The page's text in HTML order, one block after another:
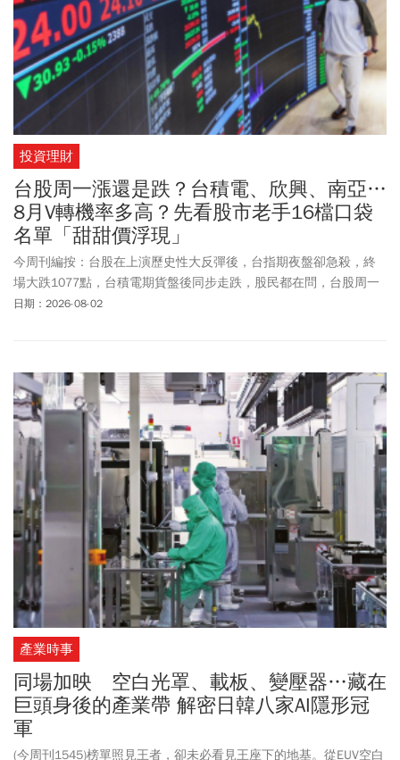
投資理財
台股周一漲還是跌？台積電、欣興、南亞…
8月V轉機率多高？先看股市老手16檔口袋
名單「甜甜價浮現」
今周刊編按：台股在上演歷史性大反彈後，台指期夜盤卻急殺，終
場大跌1077點，台積電期貨盤後同步走跌，股民都在問，台股周一
是漲還是跌？股市老手認為，8月台股行情將「先震後彈」，最新選
心回溫，有望展開反彈行情，成為布局第4季創高行情的優選指標。
法人表示，隨著去槓桿近尾聲、籌碼沉澱，台股短線有機會乘勝追
擊，挑戰重返季線44089點。
日期：2026-08-02
產業時事
同場加映 空白光罩、載板、變壓器…藏在
巨頭身後的產業帶 解密日韓八家AI隱形冠
軍
(今周刊1545)榜單照見王者，卻未必看見王座下的地基。從EUV空白